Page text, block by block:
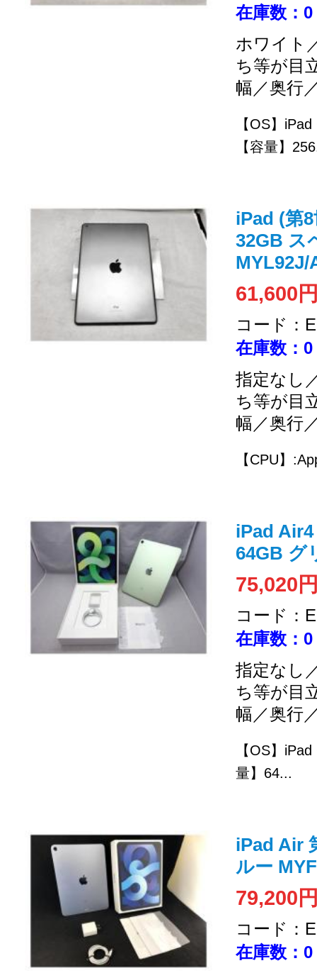
在庫数：0
ホワイト
ち等が目
幅／奥行
【OS】
【容量】
iPad (第
32GB ス
MYL92J/
61,600
コード：
在庫数：0
指定なし
ち等が目
幅／奥行
【CPU】
iPad
64GB グ
75,020
コード：
在庫数：0
指定なし
ち等が目
幅／奥行
【OS】
量】64...
iPad Air
ルー
79,200
コード：
在庫数：0